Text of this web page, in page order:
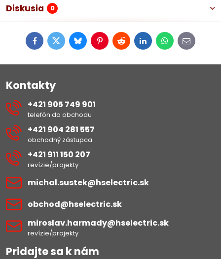
Diskusia 0
FacebookTwitterBlueskyPinterestRedditLinkedInWhatsApp
E-
mail
Kontakty
+421 905 749 901
telefón do obchodu
+421 904 281 557
obchodný zástupca
+421 911 150 207
revízie/projekty
michal​.sustek​@hselectric​.sk
obchod​@hselectric​.sk
miroslav​.harmady​@hselectric​.sk
revízie/projekty
Pridajte sa k nám